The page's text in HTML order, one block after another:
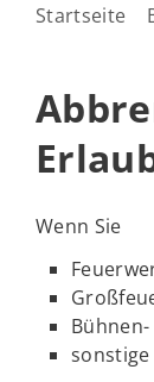
Startseite
Wenn Sie